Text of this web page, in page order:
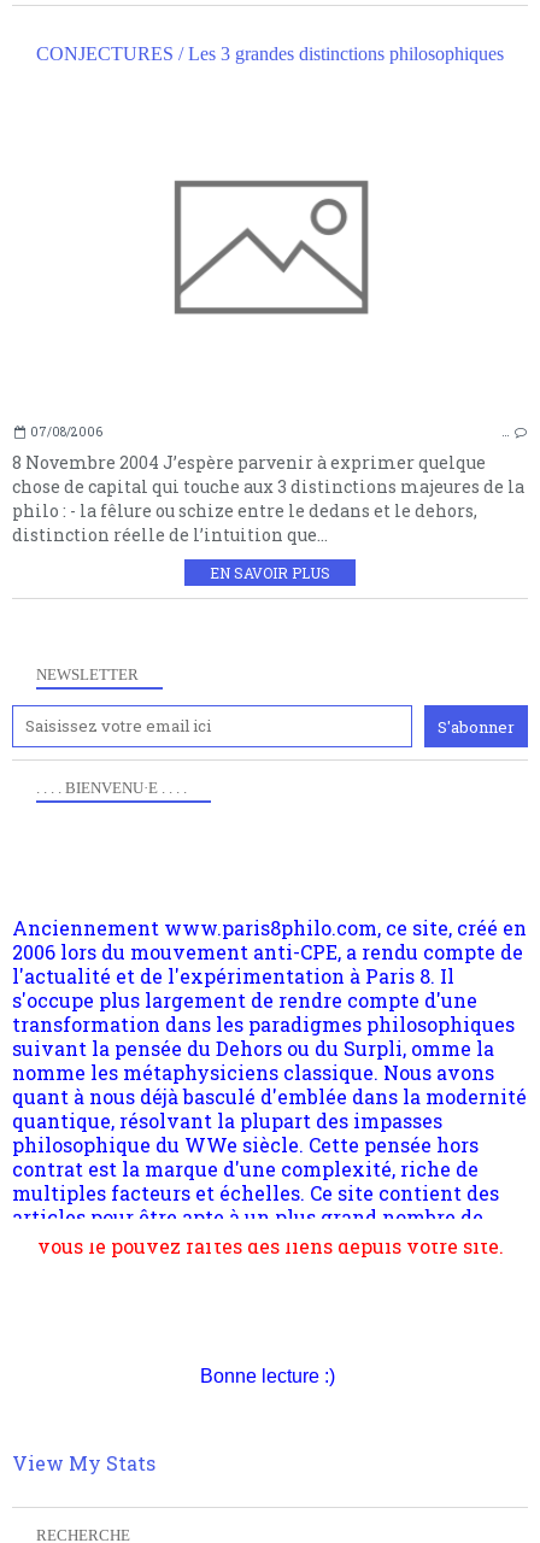
CONJECTURES / Les 3 grandes distinctions philosophiques
07/08/2006
8 Novembre 2004 J’espère parvenir à exprimer quelque
chose de capital qui touche aux 3 distinctions majeures de la
philo : - la fêlure ou schize entre le dedans et le dehors,
distinction réelle de l’intuition que...
EN SAVOIR PLUS
NEWSLETTER
RECHERCHE
. . . . BIENVENU·E . . . .
2006 lors du mouvement anti-CPE, a rendu compte de
l'actualité et de l'expérimentation à Paris 8. Il
s'occupe plus largement de rendre compte d'une
transformation dans les paradigmes philosophiques
suivant la pensée du Dehors ou du Surpli, omme la
nomme les métaphysiciens classique. Nous avons
quant à nous déjà basculé d'emblée dans la modernité
quantique, résolvant la plupart des impasses
philosophique du WWe siècle. Cette pensée hors
contrat est la marque d'une complexité, riche de
multiples facteurs et échelles. Ce site contient des
articles pour être apte à un plus grand nombre de
choses.
gratuite (2 mails par mois), commentez sans
hésitation, partagez le contenu sur les réseaux et si
Bonne lecture :)
View My Stats